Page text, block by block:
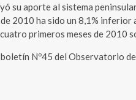
su aporte al sistema
2010 ha sido un 8,1% inferior
primeros meses de
Nº45 del Observatorio